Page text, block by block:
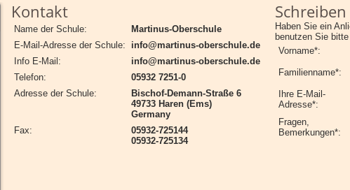
Kontakt
Name der Schule:
Martinus-Oberschule
E-Mail-Adresse der Schule:
info@martinus-oberschule.de
Info E-Mail:
info@martinus-oberschule.de
Telefon:
05932 7251-0
Adresse der Schule:
Bischof-Demann-Straße 6
49733 Haren (Ems)
Germany
Fax:
05932-725144
05932-725134
Haben Sie ein
benutzen Sie
Vorname*:
Familienname*:
Ihre E-Mail-
Adresse*:
Fragen,
Bemerkungen*: